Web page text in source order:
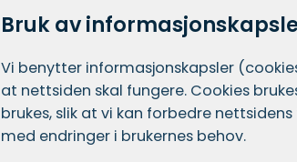
Bruk av
Vi benytter informasjons­kapsler
at nettsiden skal fungere. Cookies
brukes, slik at vi kan forbedre
med endringer i brukernes behov.